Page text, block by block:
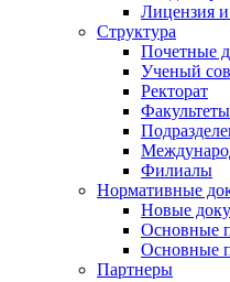
Лицензия и
Структура
Почетные
Ученый
Ректорат
Филиалы
Нормативные
Новые
Основные
Основные
Партнеры